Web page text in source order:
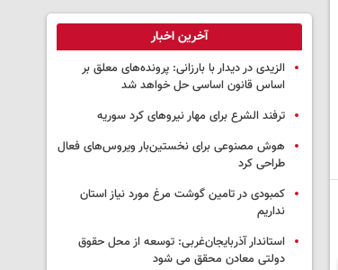
آخرین اخبار
الزیدی در دیدار با بارزانی: پرونده‌های معلق بر
اساس قانون اساسی حل خواهد شد
ترفند الشرع برای مهار نیروهای کرد سوریه
هوش مصنوعی برای نخستین‌بار ویروس‌های فعال
طراحی کرد
کمبودی در تامین گوشت مرغ مورد نیاز استان
نداریم
استاندار آذربایجان‌غربی: توسعه از محل حقوق
دولتی معادن محقق می شود